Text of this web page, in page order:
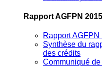
Rapport AGFPN 2015
Rapport
Synthèse du
des crédits
Communiqué